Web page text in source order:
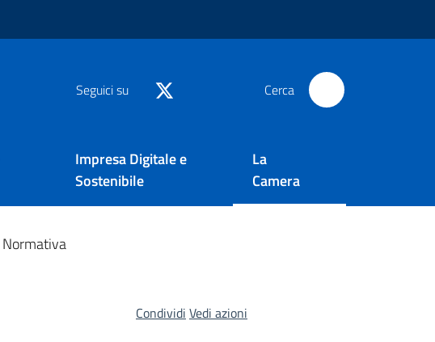
Seguici su Cerca
Impresa Digitale e
Sostenibile
La
Camera
Normativa
Condividi Vedi azioni